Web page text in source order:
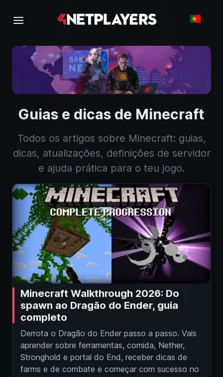
Guias e dicas de Minecraft
Todos os artigos sobre Minecraft: guias,
dicas, atualizações, definições de servidor
e ajuda prática para o teu jogo.
Minecraft Walkthrough 2026: Do
spawn ao Dragão do Ender, guia
completo
Derrota o Dragão do Ender passo a passo. Vais
aprender sobre ferramentas, comida, Nether,
Stronghold e portal do End, receber dicas de
farms e de combate e começar com sucesso no